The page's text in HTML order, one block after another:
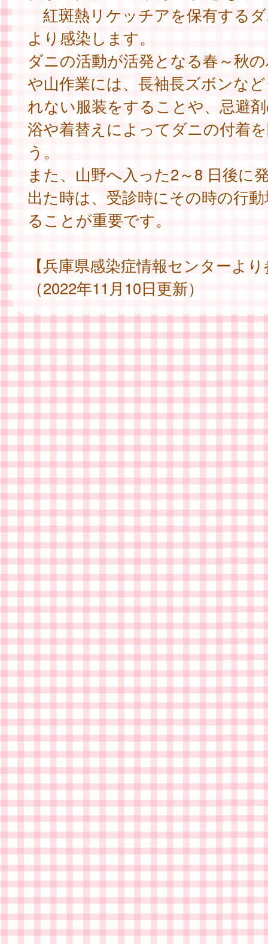
紅斑熱リケッチアを保有する
より感染します。
ダニの活動が活発となる春～秋
や山作業には、長袖長ズボンな
れない服装をすることや、忌避
浴や着替えによってダニの付着
う。
また、山野へ入った2～8 日後に
出た時は、受診時にその時の行
ることが重要です。
【兵庫県感染症情報センターよ
（2022年11月10日更新）